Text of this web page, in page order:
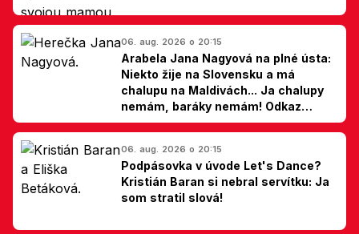
06. aug. 2026 o 20:15
Arabela Jana Nagyová na plné ústa:
Niekto žije na Slovensku a má
chalupu na Maldivách... Ja chalupy
nemám, baráky nemám! Odkaz
Slovákom
06. aug. 2026 o 20:15
Podpásovka v úvode Let's Dance?
Kristián Baran si nebral servítku: Ja
som stratil slová!